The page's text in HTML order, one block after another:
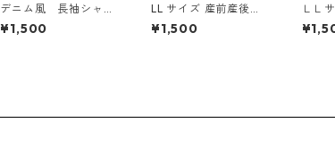
デニム風 長袖シャ
ツ ＬＬ ブルー K
AE-4801
¥1,500
LL サイズ 産前産後対
応 授乳口付き 長袖シ
ャツ マタニティ チャ
¥1,500
ＬＬ
ル リ
トッ